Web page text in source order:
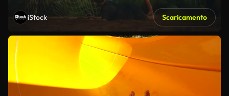
iStock Scaricamento